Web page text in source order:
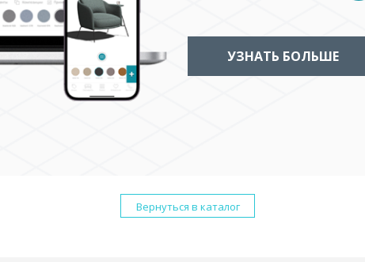
УЗНАТЬ БОЛЬШЕ
Вернуться в каталог